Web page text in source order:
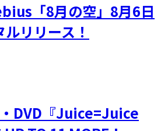
「8月の空」8月6日
リリース！
DVD『Juice=Juice